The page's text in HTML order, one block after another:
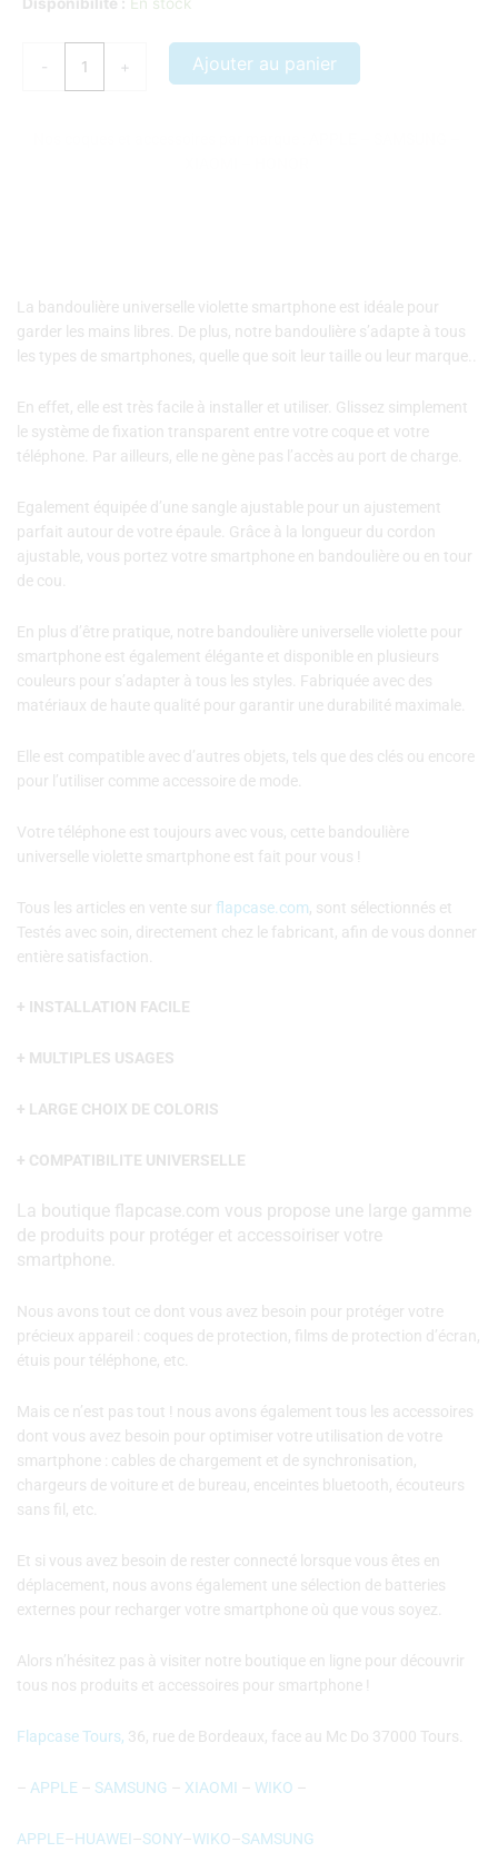
9.90€.
7.90€.
Disponibilité : En stock
-
universelle
+ Ajouter au panier
La bandoulière universelle violette smartphone est idéale pour
garder les mains libres. De plus, notre bandoulière s’adapte à tous
les types de smartphones, quelle que soit leur taille ou leur marque..
En effet, elle est très facile à installer et utiliser. Glissez simplement
le système de fixation transparent entre votre coque et votre
téléphone. Par ailleurs, elle ne gène pas l’accès au port de charge.
Egalement équipée d’une sangle ajustable pour un ajustement
parfait autour de votre épaule. Grâce à la longueur du cordon
ajustable, vous portez votre smartphone en bandoulière ou en tour
de cou.
En plus d’être pratique, notre bandoulière universelle violette pour
smartphone est également élégante et disponible en plusieurs
couleurs pour s’adapter à tous les styles. Fabriquée avec des
matériaux de haute qualité pour garantir une durabilité maximale.
Elle est compatible avec d’autres objets, tels que des clés ou encore
pour l’utiliser comme accessoire de mode.
Votre téléphone est toujours avec vous, cette bandoulière
universelle violette smartphone est fait pour vous !
Tous les articles en vente sur flapcase.com, sont sélectionnés et
Testés avec soin, directement chez le fabricant, afin de vous donner
entière satisfaction.
+ INSTALLATION FACILE
+ MULTIPLES USAGES
+ LARGE CHOIX DE COLORIS
+ COMPATIBILITE UNIVERSELLE
La boutique flapcase.com vous propose une large gamme
de produits pour protéger et accessoiriser votre
smartphone.
Nous avons tout ce dont vous avez besoin pour protéger votre
précieux appareil : coques de protection, films de protection d’écran,
étuis pour téléphone, etc.
Mais ce n’est pas tout ! nous avons également tous les accessoires
dont vous avez besoin pour optimiser votre utilisation de votre
smartphone : cables de chargement et de synchronisation,
chargeurs de voiture et de bureau, enceintes bluetooth, écouteurs
sans fil, etc.
Et si vous avez besoin de rester connecté lorsque vous êtes en
déplacement, nous avons également une sélection de batteries
externes pour recharger votre smartphone où que vous soyez.
Alors n’hésitez pas à visiter notre boutique en ligne pour découvrir
tous nos produits et accessoires pour smartphone !
Flapcase Tours, 36, rue de Bordeaux, face au Mc Do 37000 Tours.
– APPLE – SAMSUNG – XIAOMI – WIKO –
APPLE–HUAWEI–SONY–WIKO–SAMSUNG